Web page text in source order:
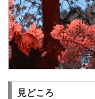
見どころ